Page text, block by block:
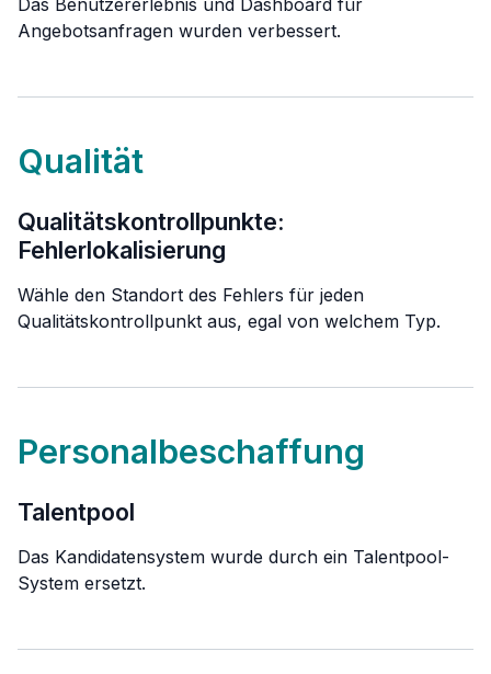
Das Benutzererlebnis und Dashboard für
Angebotsanfragen wurden verbessert.
Qualität
Qualitätskontrollpunkte:
Fehlerlokalisierung
Wähle den Standort des Fehlers für jeden
Qualitätskontrollpunkt aus, egal von welchem Typ.
Personalbeschaffung
Talentpool
Das Kandidatensystem wurde durch ein Talentpool-
System ersetzt.